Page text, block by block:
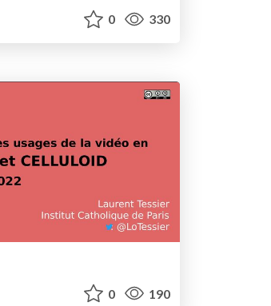
0 330
0 190